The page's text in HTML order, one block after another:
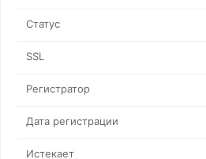
Статус
SSL
Регистратор
Дата регистрации
Истекает